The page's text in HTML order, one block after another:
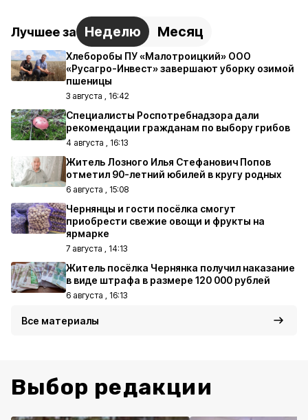
Лучшее за Неделю Месяц
Хлеборобы ПУ «Малотроицкий» ООО
«Русагро-Инвест» завершают уборку озимой
пшеницы
3 августа , 16:42
Специалисты Роспотребнадзора дали
рекомендации гражданам по выбору грибов
4 августа , 16:13
Житель Лозного Илья Стефанович Попов
отметил 90-летний юбилей в кругу родных
6 августа , 15:08
Чернянцы и гости посёлка смогут
приобрести свежие овощи и фрукты на
ярмарке
7 августа , 14:13
Житель посёлка Чернянка получил наказание
в виде штрафа в размере 120 000 рублей
6 августа , 16:13
Все материалы
Выбор редакции